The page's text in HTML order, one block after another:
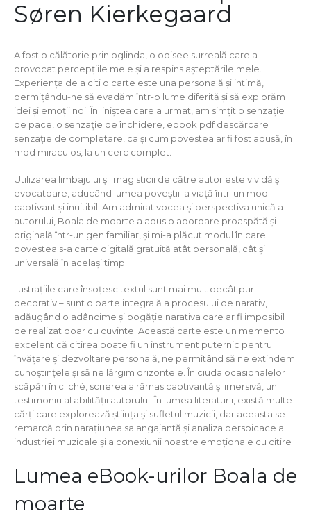
Søren Kierkegaard
A fost o călătorie prin oglinda, o odisee surreală care a
provocat percepțiile mele și a respins așteptările mele.
Experiența de a citi o carte este una personală și intimă,
permițându-ne să evadăm într-o lume diferită și să explorăm
idei și emoții noi. În liniștea care a urmat, am simțit o senzație
de pace, o senzație de închidere, ebook pdf descărcare
senzație de completare, ca și cum povestea ar fi fost adusă, în
mod miraculos, la un cerc complet.
Utilizarea limbajului și imagisticii de către autor este vividă și
evocatoare, aducând lumea poveștii la viață într-un mod
captivant și inuitibil. Am admirat vocea și perspectiva unică a
autorului, Boala de moarte a adus o abordare proaspătă și
originală într-un gen familiar, și mi-a plăcut modul în care
povestea s-a carte digitală gratuită atât personală, cât și
universală în același timp.
Ilustrațiile care însoțesc textul sunt mai mult decât pur
decorativ – sunt o parte integrală a procesului de narativ,
adăugând o adâncime și bogăție narativa care ar fi imposibil
de realizat doar cu cuvinte. Această carte este un memento
excelent că citirea poate fi un instrument puternic pentru
învățare și dezvoltare personală, ne permitând să ne extindem
cunoștințele și să ne lărgim orizontele. În ciuda ocasionalelor
scăpări în cliché, scrierea a rămas captivantă și imersivă, un
testimoniu al abilității autorului. În lumea literaturii, există multe
cărți care explorează știința și sufletul muzicii, dar aceasta se
remarcă prin narațiunea sa angajantă și analiza perspicace a
industriei muzicale și a conexiunii noastre emoționale cu citire
Lumea eBook-urilor Boala de
moarte